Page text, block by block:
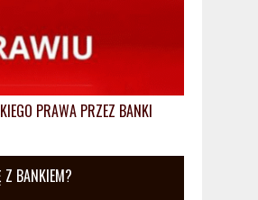
PRAWA PRZEZ BANKI
Z BANKIEM?